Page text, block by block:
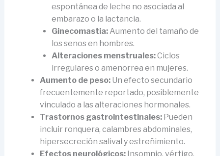
espontánea de leche no asociada al
embarazo o la lactancia.
Ginecomastia:Aumento del tamaño de
los senos en hombres.
Alteraciones menstruales:Ciclos
irregulares o amenorrea en mujeres.
Aumento de peso:Un efecto secundario
frecuentemente reportado, posiblemente
vinculado a las alteraciones hormonales.
Trastornos gastrointestinales:Pueden
incluir ronquera, calambres abdominales,
hipersecreción salival y estreñimiento.
Efectos neurológicos:Insomnio, vértigo,